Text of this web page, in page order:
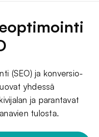
(SEO) ja konversio-
yhdessä
ja parantavat
tulosta.